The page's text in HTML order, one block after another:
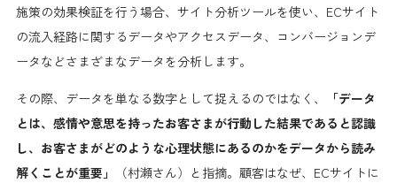
施策の効果検証を行う場合、サイト分析ツールを使い、ECサイト
の流入経路に関するデータやアクセスデータ、コンバージョンデ
ータなどさまざまなデータを分析します。
その際、データを単なる数字として捉えるのではなく、
「データ
とは、感情や意思を持ったお客さまが行動した結果であると認識
し、お客さまがどのような心理状態にあるのかをデータから読み
解くことが重要」
（村瀬さん）と指摘。顧客はなぜ、ECサイトに